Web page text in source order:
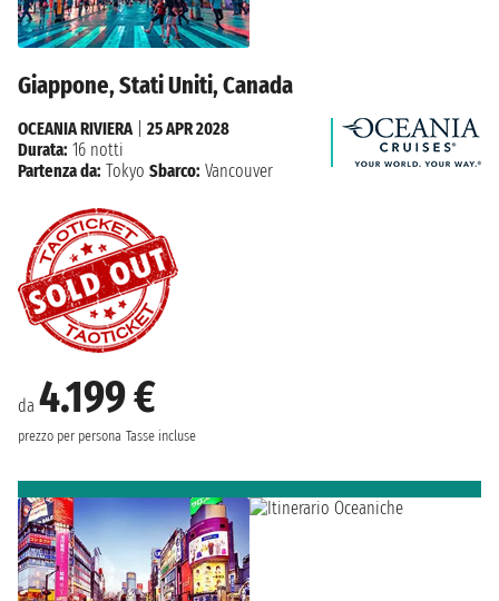
Giappone, Stati Uniti, Canada
da 4.199 €
prezzo per persona Tasse incluse
OCEANIA RIVIERA| 25 APR 2028
Durata: 16 notti
Partenza da: Tokyo Sbarco: Vancouver